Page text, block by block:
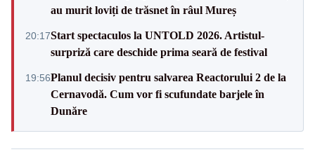
au murit loviți de trăsnet în râul Mureș
20:17Start spectaculos la UNTOLD 2026. Artistul-
surpriză care deschide prima seară de festival
19:56Planul decisiv pentru salvarea Reactorului 2 de la
Cernavodă. Cum vor fi scufundate barjele în
Dunăre